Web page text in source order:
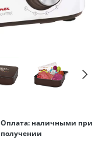
Оплата: наличными при
получении